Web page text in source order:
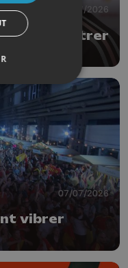
09/07/2026
se montrer
"
07/07/2026
vibrer